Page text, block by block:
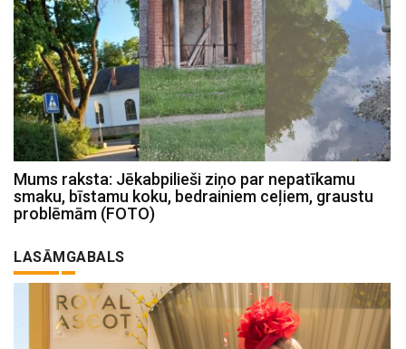
Mums raksta: Jēkabpilieši ziņo par nepatīkamu
smaku, bīstamu koku, bedrainiem ceļiem, graustu
problēmām (FOTO)
LASĀMGABALS